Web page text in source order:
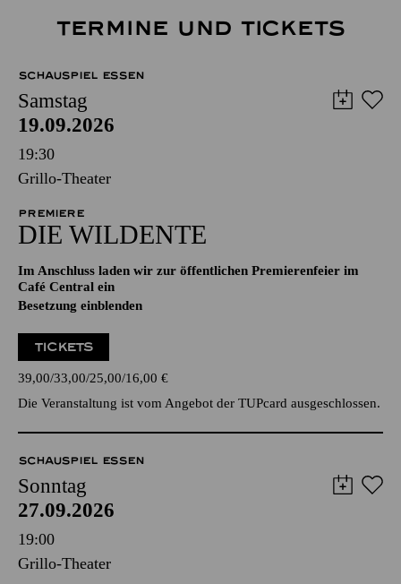
TERMINE UND TICKETS
SCHAUSPIEL ESSEN
Samstag
19.09.2026
19:30
Grillo-Theater
PREMIERE
DIE WILDENTE
Im Anschluss laden wir zur öffentlichen Premierenfeier im
Café Central ein
Besetzung einblenden
TICKETS
39,00 33,00 25,00 16,00 €
Die Veranstaltung ist vom Angebot der TUPcard ausgeschlossen.
SCHAUSPIEL ESSEN
Sonntag
27.09.2026
19:00
Grillo-Theater